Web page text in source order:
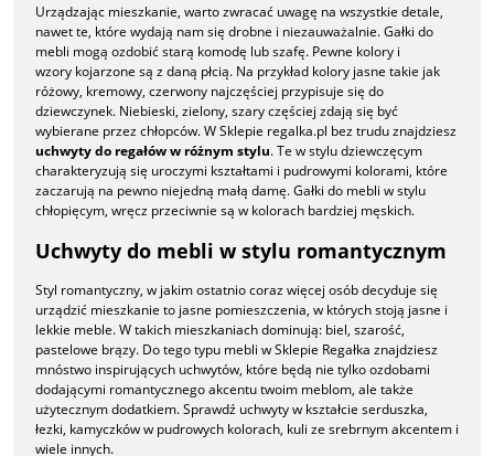
Urządzając mieszkanie, warto zwracać uwagę na wszystkie detale,
nawet te, które wydają nam się drobne i niezauważalnie. Gałki do
mebli mogą ozdobić starą komodę lub szafę. Pewne kolory i
wzory kojarzone są z daną płcią. Na przykład kolory jasne takie jak
różowy, kremowy, czerwony najczęściej przypisuje się do
dziewczynek. Niebieski, zielony, szary częściej zdają się być
wybierane przez chłopców. W Sklepie regalka.pl bez trudu znajdziesz
uchwyty do regałów w różnym stylu. Te w stylu dziewczęcym
charakteryzują się uroczymi kształtami i pudrowymi kolorami, które
zaczarują na pewno niejedną małą damę. Gałki do mebli w stylu
chłopięcym, wręcz przeciwnie są w kolorach bardziej męskich.
Uchwyty do mebli w stylu romantycznym
Styl romantyczny, w jakim ostatnio coraz więcej osób decyduje się
urządzić mieszkanie to jasne pomieszczenia, w których stoją jasne i
lekkie meble. W takich mieszkaniach dominują: biel, szarość,
pastelowe brązy. Do tego typu mebli w Sklepie Regałka znajdziesz
mnóstwo inspirujących uchwytów, które będą nie tylko ozdobami
dodającymi romantycznego akcentu twoim meblom, ale także
użytecznym dodatkiem. Sprawdź uchwyty w kształcie serduszka,
łezki, kamyczków w pudrowych kolorach, kuli ze srebrnym akcentem i
wiele innych.